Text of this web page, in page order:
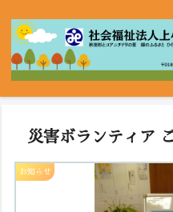
災害ボランティア
お知らせ